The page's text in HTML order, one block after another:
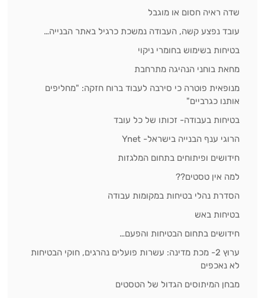
שדה ראיה חסום או מוגבל
עובד נפצע קשה, העבודה נמשכת כרגיל באתר הבנייה…
בטיחות בשימוש בחומרי ניקוי
מחאת בוחני הנהיגה מתרחבת
מנופאית פוטרה כי סירבה לעבוד ברוח חזקה: "מחליפים
אותנו כגרביים"
בטיחות בעבודה- זכותו של כל עובד
הרוגי ענף הבנייה בישראל- Ynet
חידושים ופיתוחים בתחום המלגזות
למה אין טסטים??
הסדרת נהלי בטיחות במקומות עבודה
בטיחות באש
חידושים בתחום הבטיחות והפעם…
ערוץ 2- מכת מדינה: עשרות פועלים נהרגים, חוקי הבטיחות
לא נאכפים
מבחן המיתוסים הגדול של הטסטים